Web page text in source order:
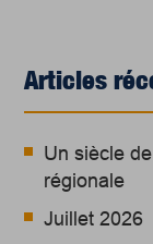
Articles
Un siècle
régionale
Juillet 2026